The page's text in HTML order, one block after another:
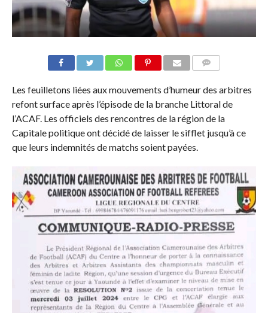
Les feuilletons liées aux mouvements d’humeur des arbitres
refont surface après l’épisode de la branche Littoral de
l’ACAF. Les officiels des rencontres de la région de la
Capitale politique ont décidé de laisser le sifflet jusqu’à ce
que leurs indemnités de matchs soient payées.